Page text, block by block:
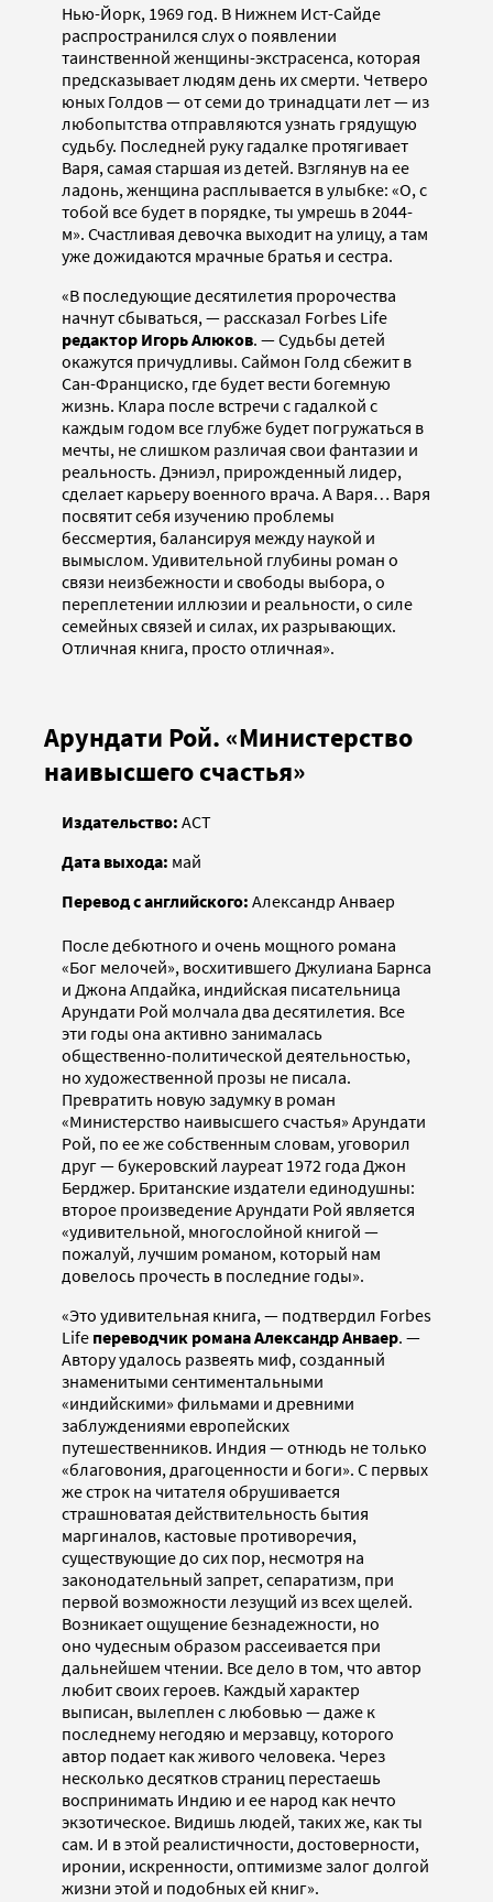
Нью-Йорк, 1969 год. В Нижнем Ист-Сайде
распространился слух о появлении
таинственной женщины-экстрасенса, которая
предсказывает людям день их смерти. Четверо
юных Голдов — от семи до тринадцати лет — из
любопытства отправляются узнать грядущую
судьбу. Последней руку гадалке протягивает
Варя, самая старшая из детей. Взглянув на ее
ладонь, женщина расплывается в улыбке: «О, с
тобой все будет в порядке, ты умрешь в 2044-
м». Счастливая девочка выходит на улицу, а там
уже дожидаются мрачные братья и сестра.
«В последующие десятилетия пророчества
начнут сбываться, — рассказал Forbes Life
редактор Игорь Алюков. — Судьбы детей
окажутся причудливы. Саймон Голд сбежит в
Сан-Франциско, где будет вести богемную
жизнь. Клара после встречи с гадалкой с
каждым годом все глубже будет погружаться в
мечты, не слишком различая свои фантазии и
реальность. Дэниэл, прирожденный лидер,
сделает карьеру военного врача. А Варя… Варя
посвятит себя изучению проблемы
бессмертия, балансируя между наукой и
вымыслом. Удивительной глубины роман о
связи неизбежности и свободы выбора, о
переплетении иллюзии и реальности, о силе
семейных связей и силах, их разрывающих.
Отличная книга, просто отличная».
Арундати Рой. «Министерство
наивысшего счастья»
Издательство: АСТ
Дата выхода: май
Перевод с английского: Александр Анваер
После дебютного и очень мощного романа
«Бог мелочей», восхитившего Джулиана Барнса
и Джона Апдайка, индийская писательница
Арундати Рой молчала два десятилетия. Все
эти годы она активно занималась
общественно-политической деятельностью,
но художественной прозы не писала.
Превратить новую задумку в роман
«Министерство наивысшего счастья» Арундати
Рой, по ее же собственным словам, уговорил
друг — букеровский лауреат 1972 года Джон
Берджер. Британские издатели единодушны:
второе произведение Арундати Рой является
«удивительной, многослойной книгой —
пожалуй, лучшим романом, который нам
довелось прочесть в последние годы».
«Это удивительная книга, — подтвердил Forbes
Life переводчик романаАлександр Анваер. —
Автору удалось развеять миф, созданный
знаменитыми сентиментальными
«индийскими» фильмами и древними
заблуждениями европейских
путешественников. Индия — отнюдь не только
«благовония, драгоценности и боги». С первых
же строк на читателя обрушивается
страшноватая действительность бытия
маргиналов, кастовые противоречия,
существующие до сих пор, несмотря на
законодательный запрет, сепаратизм, при
первой возможности лезущий из всех щелей.
Возникает ощущение безнадежности, но
оно чудесным образом рассеивается при
дальнейшем чтении. Все дело в том, что автор
любит своих героев. Каждый характер
выписан, вылеплен с любовью — даже к
последнему негодяю и мерзавцу, которого
автор подает как живого человека. Через
несколько десятков страниц перестаешь
воспринимать Индию и ее народ как нечто
экзотическое. Видишь людей, таких же, как ты
сам. И в этой реалистичности, достоверности,
иронии, искренности, оптимизме залог долгой
жизни этой и подобных ей книг».